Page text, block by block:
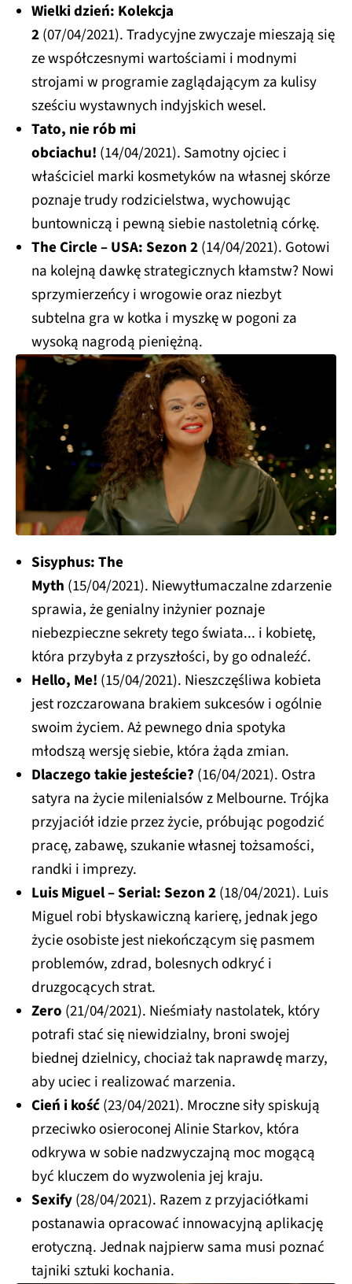
Wielki dzień: Kolekcja
2(07/04/2021). Tradycyjne zwyczaje mieszają się
ze współczesnymi wartościami i modnymi
strojami w programie zaglądającym za kulisy
sześciu wystawnych indyjskich wesel.
Tato, nie rób mi
obciachu! (14/04/2021). Samotny ojciec i
właściciel marki kosmetyków na własnej skórze
poznaje trudy rodzicielstwa, wychowując
buntowniczą i pewną siebie nastoletnią córkę.
The Circle – USA: Sezon 2(14/04/2021). Gotowi
na kolejną dawkę strategicznych kłamstw? Nowi
sprzymierzeńcy i wrogowie oraz niezbyt
subtelna gra w kotka i myszkę w pogoni za
wysoką nagrodą pieniężną.
Sisyphus: The
Myth (15/04/2021). Niewytłumaczalne zdarzenie
sprawia, że genialny inżynier poznaje
niebezpieczne sekrety tego świata... i kobietę,
która przybyła z przyszłości, by go odnaleźć.
Hello, Me! (15/04/2021). Nieszczęśliwa kobieta
jest rozczarowana brakiem sukcesów i ogólnie
swoim życiem. Aż pewnego dnia spotyka
młodszą wersję siebie, która żąda zmian.
Dlaczego takie jesteście? (16/04/2021). Ostra
satyra na życie milenialsów z Melbourne. Trójka
przyjaciół idzie przez życie, próbując pogodzić
pracę, zabawę, szukanie własnej tożsamości,
randki i imprezy.
Luis Miguel – Serial: Sezon 2(18/04/2021). Luis
Miguel robi błyskawiczną karierę, jednak jego
życie osobiste jest niekończącym się pasmem
problemów, zdrad, bolesnych odkryć i
druzgocących strat.
Zero (21/04/2021). Nieśmiały nastolatek, który
potrafi stać się niewidzialny, broni swojej
biednej dzielnicy, chociaż tak naprawdę marzy,
aby uciec i realizować marzenia.
Cień i kość(23/04/2021). Mroczne siły spiskują
przeciwko osieroconej Alinie Starkov, która
odkrywa w sobie nadzwyczajną moc mogącą
być kluczem do wyzwolenia jej kraju.
Sexify(28/04/2021). Razem z przyjaciółkami
postanawia opracować innowacyjną aplikację
erotyczną. Jednak najpierw sama musi poznać
tajniki sztuki kochania.